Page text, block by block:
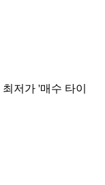
저가 '매수 타이